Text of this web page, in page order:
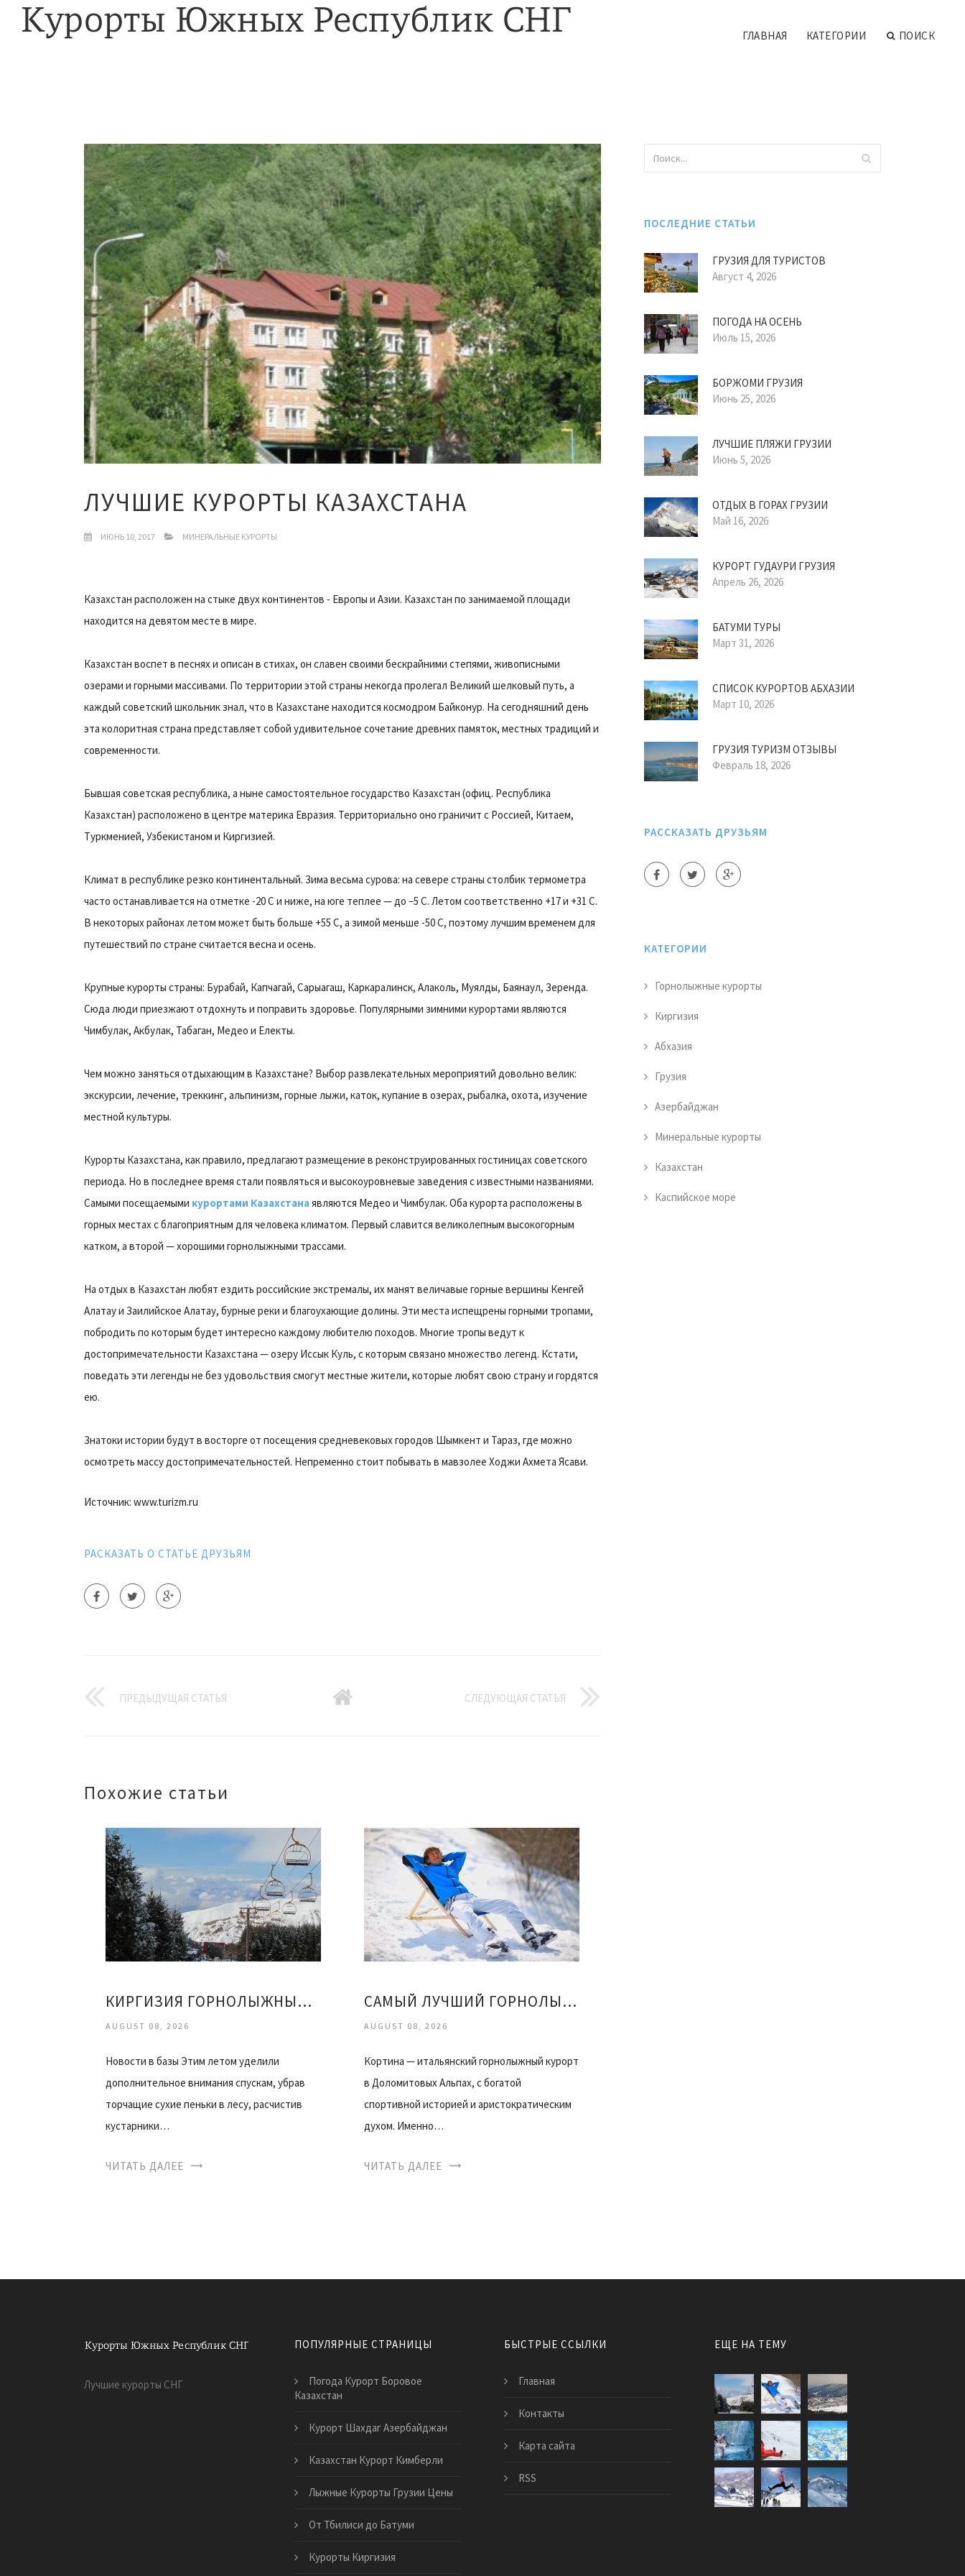
ГЛАВНАЯ КАТЕГОРИИ ПОИСК
ЛУЧШИЕ КУРОРТЫ КАЗАХСТАНА
ИЮНЬ 10, 2017 МИНЕРАЛЬНЫЕ КУРОРТЫ
Казахстан расположен на стыке двух континентов - Европы и Азии. Казахстан по занимаемой площади
находится на девятом месте в мире.
Казахстан воспет в песнях и описан в стихах, он славен своими бескрайними степями, живописными
озерами и горными массивами. По территории этой страны некогда пролегал Великий шелковый путь, а
каждый советский школьник знал, что в Казахстане находится космодром Байконур. На сегодняшний день
эта колоритная страна представляет собой удивительное сочетание древних памяток, местных традиций и
современности.
Бывшая советская республика, а ныне самостоятельное государство Казахстан (офиц. Республика
Казахстан) расположено в центре материка Евразия. Территориально оно граничит с Россией, Китаем,
Туркменией, Узбекистаном и Киргизией.
Климат в республике резко континентальный. Зима весьма сурова: на севере страны столбик термометра
часто останавливается на отметке -20 C и ниже, на юге теплее — до −5 C. Летом соответственно +17 и +31 С.
В некоторых районах летом может быть больше +55 С, а зимой меньше -50 С, поэтому лучшим временем для
путешествий по стране считается весна и осень.
Крупные курорты страны: Бурабай, Капчагай, Сарыагаш, Каркаралинск, Алаколь, Муялды, Баянаул, Зеренда.
Сюда люди приезжают отдохнуть и поправить здоровье. Популярными зимними курортами являются
Чимбулак, Акбулак, Табаган, Медео и Електы.
Чем можно заняться отдыхающим в Казахстане? Выбор развлекательных мероприятий довольно велик:
экскурсии, лечение, треккинг, альпинизм, горные лыжи, каток, купание в озерах, рыбалка, охота, изучение
местной культуры.
Курорты Казахстана, как правило, предлагают размещение в реконструированных гостиницах советского
периода. Но в последнее время стали появляться и высокоуровневые заведения с известными названиями.
Самыми посещаемыми курортами Казахстанаявляются Медео и Чимбулак. Оба курорта расположены в
горных местах с благоприятным для человека климатом. Первый славится великолепным высокогорным
катком, а второй — хорошими горнолыжными трассами.
На отдых в Казахстан любят ездить российские экстремалы, их манят величавые горные вершины Кенгей
Алатау и Заилийское Алатау, бурные реки и благоухающие долины. Эти места испещрены горными тропами,
побродить по которым будет интересно каждому любителю походов. Многие тропы ведут к
достопримечательности Казахстана — озеру Иссык Куль, с которым связано множество легенд. Кстати,
поведать эти легенды не без удовольствия смогут местные жители, которые любят свою страну и гордятся
ею.
Знатоки истории будут в восторге от посещения средневековых городов Шымкент и Тараз, где можно
осмотреть массу достопримечательностей. Непременно стоит побывать в мавзолее Ходжи Ахмета Ясави.
Источник: www.turizm.ru
РАСКАЗАТЬ О СТАТЬЕ ДРУЗЬЯМ
ПРЕДЫДУЩАЯ СТАТЬЯ СЛЕДУЮЩАЯ СТАТЬЯ
Похожие статьи
КИРГИЗИЯ ГОРНОЛЫЖНЫЙ КУРОРТ КАРАКОЛ ОТЗЫВЫ
AUGUST 08, 2026
Новости в базы Этим летом уделили
дополнительное внимания спускам, убрав
торчащие сухие пеньки в лесу, расчистив
кустарники…
ЧИТАТЬ ДАЛЕЕ
САМЫЙ ЛУЧШИЙ ГОРНОЛЫЖНЫЙ КУРОРТ
AUGUST 08, 2026
Кортина — итальянский горнолыжный курорт
в Доломитовых Альпах, с богатой
спортивной историей и аристократическим
духом. Именно…
ЧИТАТЬ ДАЛЕЕ
ПОСЛЕДНИЕ СТАТЬИ
ГРУЗИЯ ДЛЯ ТУРИСТОВ
Август 4, 2026
ПОГОДА НА ОСЕНЬ
Июль 15, 2026
БОРЖОМИ ГРУЗИЯ
Июнь 25, 2026
ЛУЧШИЕ ПЛЯЖИ ГРУЗИИ
Июнь 5, 2026
ОТДЫХ В ГОРАХ ГРУЗИИ
Май 16, 2026
КУРОРТ ГУДАУРИ ГРУЗИЯ
Апрель 26, 2026
БАТУМИ ТУРЫ
Март 31, 2026
СПИСОК КУРОРТОВ АБХАЗИИ
Март 10, 2026
ГРУЗИЯ ТУРИЗМ ОТЗЫВЫ
Февраль 18, 2026
РАССКАЗАТЬ ДРУЗЬЯМ
КАТЕГОРИИ
Горнолыжные курорты
Киргизия
Абхазия
Грузия
Азербайджан
Минеральные курорты
Казахстан
Каспийское море
Лучшие курорты СНГ
ПОПУЛЯРНЫЕ СТРАНИЦЫ
Погода Курорт Боровое
Казахстан
Курорт Шахдаг Азербайджан
Казахстан Курорт Кимберли
Лыжные Курорты Грузии Цены
От Тбилиси до Батуми
Курорты Киргизия
БЫСТРЫЕ ССЫЛКИ
Главная
Контакты
Карта сайта
RSS
ЕЩЕ НА ТЕМУ